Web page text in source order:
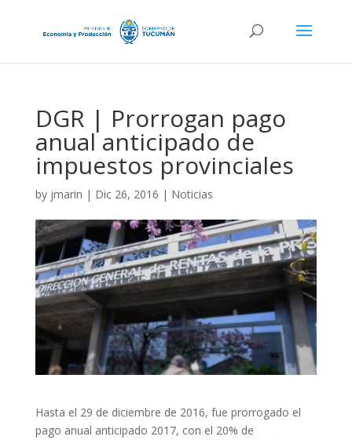
DGR | Prorrogan pago
anual anticipado de
impuestos provinciales
by jmarin | Dic 26, 2016 | Noticias
Hasta el 29 de diciembre de 2016, fue prorrogado el
pago anual anticipado 2017, con el 20% de